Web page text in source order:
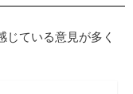
ている意見が多く